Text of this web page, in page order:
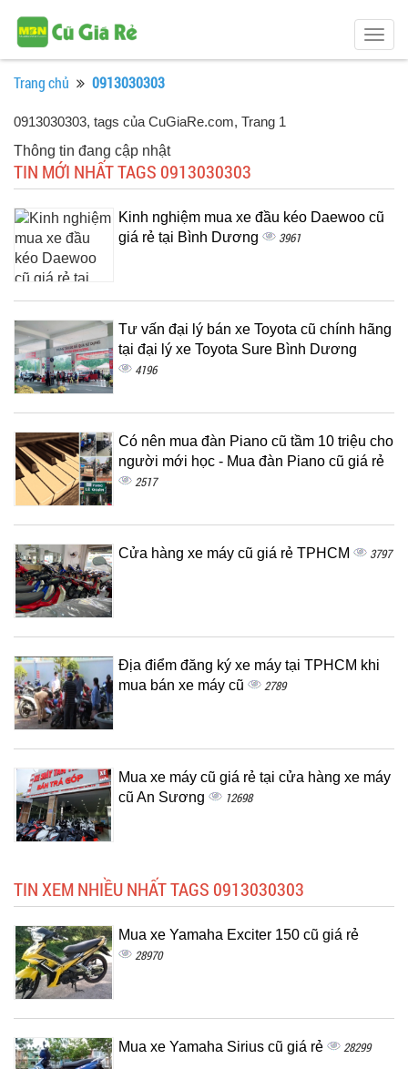
Trang chủ 0913030303
0913030303, tags của CuGiaRe.com, Trang 1
Thông tin đang cập nhật
TIN MỚI NHẤT TAGS 0913030303
Kinh nghiệm mua xe đầu kéo Daewoo cũ
giá rẻ tại Bình Dương
3961
Tư vấn đại lý bán xe Toyota cũ chính hãng
tại đại lý xe Toyota Sure Bình Dương
4196
Có nên mua đàn Piano cũ tầm 10 triệu cho
người mới học - Mua đàn Piano cũ giá rẻ
2517
Cửa hàng xe máy cũ giá rẻ TPHCM 3797
Địa điểm đăng ký xe máy tại TPHCM khi
mua bán xe máy cũ
2789
Mua xe máy cũ giá rẻ tại cửa hàng xe máy
cũ An Sương
12698
TIN XEM NHIỀU NHẤT TAGS 0913030303
Mua xe Yamaha Exciter 150 cũ giá rẻ
28970
Mua xe Yamaha Sirius cũ giá rẻ 28299